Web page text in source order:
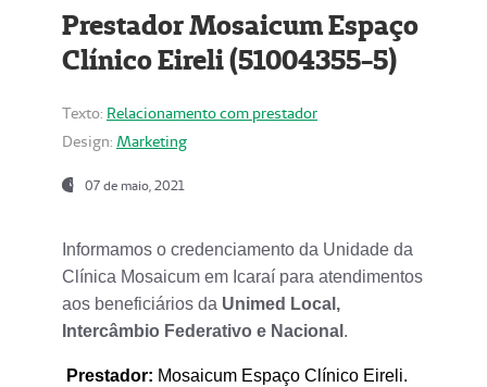
Prestador Mosaicum Espaço
Clínico Eireli (51004355-5)
Texto: Relacionamento com prestador
Design: Marketing
07 de maio, 2021
Informamos o credenciamento da Unidade da
Clínica Mosaicum em Icaraí para atendimentos
aos beneficiários da Unimed Local,
Intercâmbio Federativo e Nacional .
Prestador: Mosaicum Espaço Clínico Eireli.